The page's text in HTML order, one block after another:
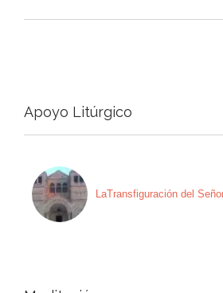
Apoyo Litúrgico
LaTransfiguración del